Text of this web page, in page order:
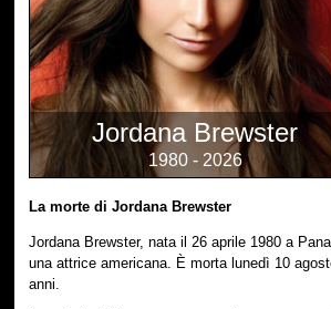
Jordana Brewster
1980 - 2026
La morte di Jordana Brewster
Jordana Brewster, nata il 26 aprile 1980 a
una attrice americana. È morta lunedì 10
anni.